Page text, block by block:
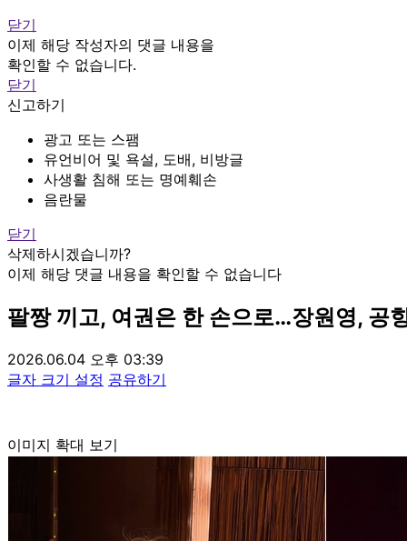
닫기
이제 해당 작성자의 댓글 내용을
확인할 수 없습니다.
닫기
신고하기
광고 또는 스팸
유언비어 및 욕설, 도배, 비방글
사생활 침해 또는 명예훼손
음란물
닫기
삭제하시겠습니까?
이제 해당 댓글 내용을 확인할 수 없습니다
팔짱 끼고, 여권은 한 손으로…장원영, 공
2026.06.04 오후 03:39
글자 크기 설정 공유하기
이미지 확대 보기